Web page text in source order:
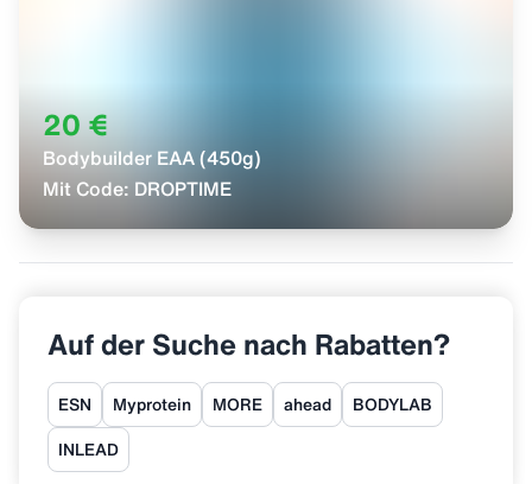
20 €
Bodybuilder EAA (450g)
Mit Code: DROPTIME
Auf der Suche nach Rabatten?
ESN Myprotein MORE ahead BODYLAB
INLEAD